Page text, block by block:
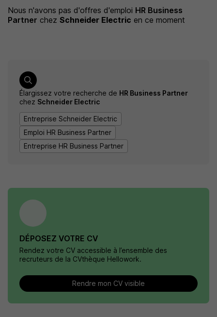
Nous n'avons pas d'offres d'emploi HR Business
Partner chez Schneider Electric en ce moment
Élargissez votre recherche de HR Business Partner
chez Schneider Electric
Entreprise Schneider Electric
Emploi HR Business Partner
Entreprise HR Business Partner
DÉPOSEZ VOTRE CV
Rendez votre CV accessible à l’ensemble des
recruteurs de la CVthèque Hellowork.
Rendre mon CV visible